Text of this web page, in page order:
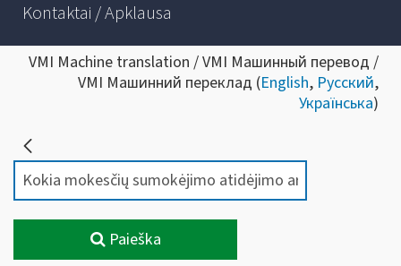
Kontaktai / Apklausa
VMI Machine translation / VMI Машинный перевод /
VMI Машинний переклад (English, Русский,
Українська)
Paieška